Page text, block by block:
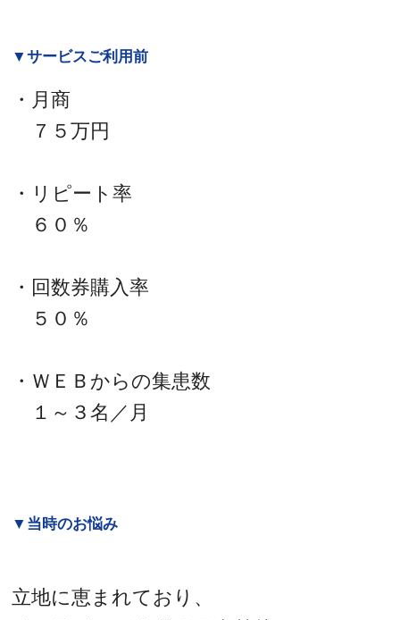
▼サービスご利用前
・月商
７５万円
・リピート率
６０％
・回数券購入率
５０％
・ＷＥＢからの集患数
１～３名／月
▼当時のお悩み
立地に恵まれており、